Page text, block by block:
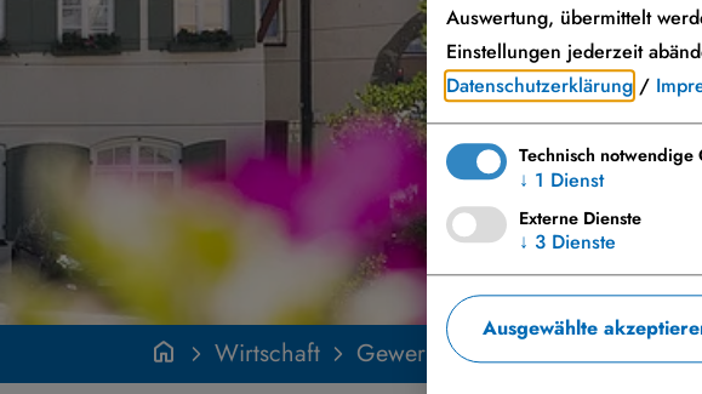
Handwerk
Gewerbe
Wirtschaft
Auswertung, übermittelt
Einstellungen jederzeit
Datenschutzerklärung /
Technisch notwendige
↓ 1 Dienst
Externe Dienste
↓ 3 Dienste
Ausgewählte